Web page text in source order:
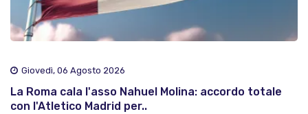
Giovedì, 06 Agosto 2026
La Roma cala l'asso Nahuel Molina: accordo totale
con l'Atletico Madrid per..